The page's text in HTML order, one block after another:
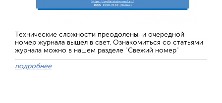
Технические сложности преодолены, и очередной
номер журнала вышел в свет. Ознакомиться со статьями
журнала можно в нашем разделе "Свежий номер"
подробнее